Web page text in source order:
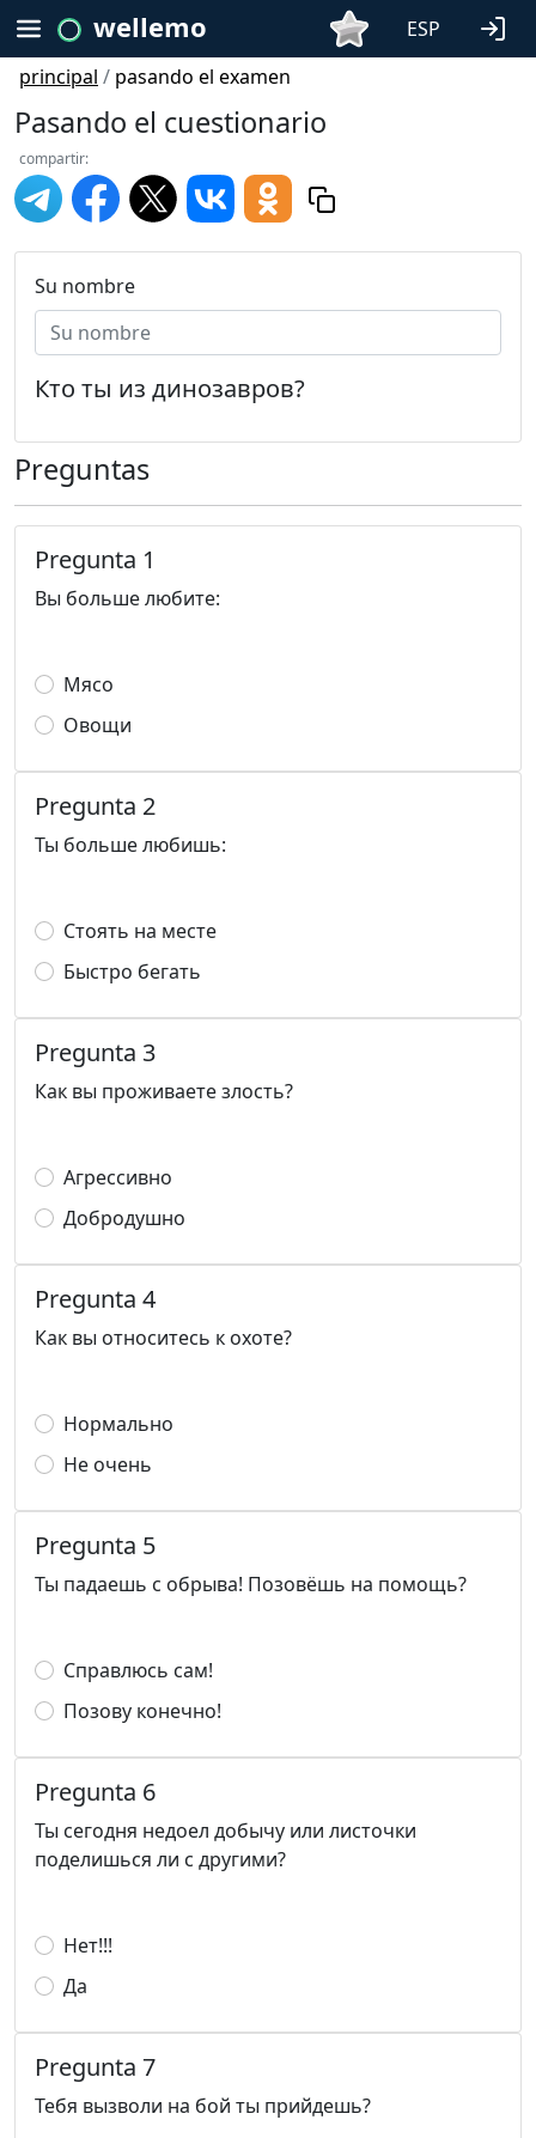
wellemo
ESP
principal / pasando el examen
Pasando el cuestionario
compartir:
Su nombre
Кто ты из динозавров?
Preguntas
Pregunta 1
Вы больше любите:
Мясо
Овощи
Pregunta 2
Ты больше любишь:
Стоять на месте
Быстро бегать
Pregunta 3
Как вы проживаете злость?
Агрессивно
Добродушно
Pregunta 4
Как вы относитесь к охоте?
Нормально
Не очень
Pregunta 5
Ты падаешь с обрыва! Позовёшь на помощь?
Справлюсь сам!
Позову конечно!
Pregunta 6
Ты сегодня недоел добычу или листочки
поделишься ли с другими?
Нет!!!
Да
Pregunta 7
Тебя вызволи на бой ты прийдешь?